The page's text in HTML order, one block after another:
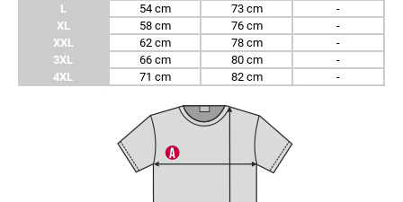
L
54 cm 73 cm
-
XL
58 cm 76 cm
-
XXL
62 cm 78 cm
-
3XL
66 cm 80 cm
-
4XL
71 cm 82 cm -